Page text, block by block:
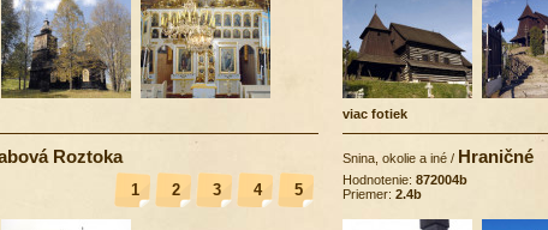
viac fotiek
Roztoka
1 2 3 4 5
Snina, okolie a iné / Hraničné
Hodnotenie: 872004b
Priemer: 2.4b